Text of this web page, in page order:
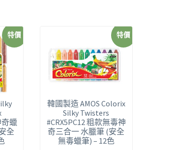
特價
奇蠟
全
特價
韓國製造 AMOS Colorix
Silky Twisters
#CRX5PC12 粗款無毒神
奇三合一 水臘筆 (安全
無毒蠟筆) – 12色